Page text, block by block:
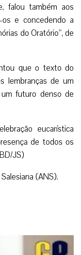
falou também aos
os e concedendo a
do Oratório”, de
que o texto do
lembranças de um
futuro denso de
eucarística
de todos os
JS)
(ANS).